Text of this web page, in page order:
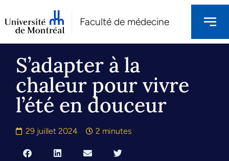
Faculté de médecine
S’adapter à la
chaleur pour vivre
l’été en douceur
29 juillet 2024 2 minutes